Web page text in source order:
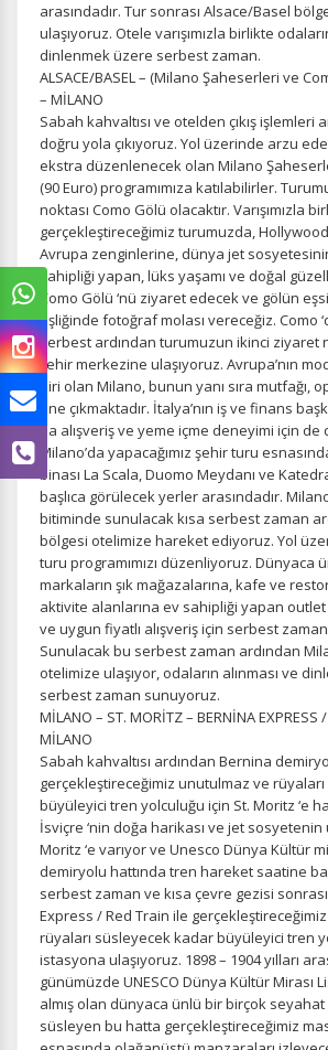
ÇEREZ KULLANIM AYARLARINIZ
Çerez tercihlerinizi
Daha fazla bilgi içinKVKK bilgilendirmemizi,
gizlilik koşullarını inceleyebilirsiniz.
Zorunlu Çerezler HER ZAMAN AKTIF
Oturum yönetimi, güvenlik ve temel site
gereklidir. Bu çerezler olmadan site
devre dışı bırakılamaz.
arasındadır. Tur sonrası Alsace/Basel
ulaşıyoruz. Otele varışımızla birlikte
dinlenmek üzere serbest zaman.
ALSACE/BASEL – (Milano Şaheserleri ve
– MİLANO
Sabah kahvaltısı ve otelden çıkış işlemleri
doğru yola çıkıyoruz. Yol üzerinde arzu
ekstra düzenlenecek olan Milano
(90 Euro) programımıza katılabilirler.
noktası Como Gölü olacaktır. Varışımızla
gerçekleştireceğimiz turumuzda,
Avrupa zenginlerine, dünya jet
sahipliği yapan, lüks yaşamı ve doğal
Como Gölü ‘nü ziyaret edecek ve gölün
eşliğinde fotoğraf molası vereceğiz. Como
serbest ardından turumuzun ikinci ziyaret
şehir merkezine ulaşıyoruz. Avrupa’nın
biri olan Milano, bunun yanı sıra mutfağı,
öne çıkmaktadır. İtalya’nın iş ve finans
da alışveriş ve yeme içme deneyimi için
Milano’da yapacağımız şehir turu
binası La Scala, Duomo Meydanı ve
başlıca görülecek yerler arasındadır.
bitiminde sunulacak kısa serbest zaman
bölgesi otelimize hareket ediyoruz. Yol
turu programımızı düzenliyoruz. Dünyaca
markaların şık mağazalarına, kafe ve
aktivite alanlarına ev sahipliği yapan outlet
ve uygun fiyatlı alışveriş için serbest
Sunulacak bu serbest zaman ardından
otelimize ulaşıyor, odaların alınması ve
serbest zaman sunuyoruz.
MİLANO – ST. MORİTZ – BERNİNA EXPRESS
MİLANO
Sabah kahvaltısı ardından Bernina
gerçekleştireceğimiz unutulmaz ve
büyüleyici tren yolculuğu için St. Moritz ‘e
İsviçre ‘nin doğa harikası ve jet sosyetenin
Moritz ‘e varıyor ve Unesco Dünya Kültür
demiryolu hattında tren hareket saatine
serbest zaman ve kısa çevre gezisi
Express / Red Train ile
rüyaları süsleyecek kadar büyüleyici tren
istasyona ulaşıyoruz. 1898 – 1904 yılları
günümüzde UNESCO Dünya Kültür Mirası
almış olan dünyaca ünlü bir birçok
süsleyen bu hatta gerçekleştireceğimiz